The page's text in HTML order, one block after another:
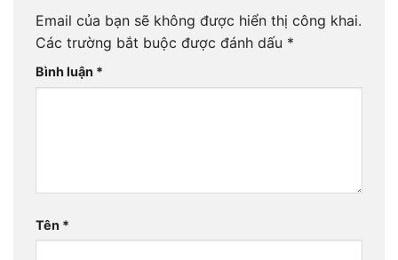
Email của bạn sẽ không được hiển thị công khai.
Các trường bắt buộc được đánh dấu *
Bình luận *
Tên *